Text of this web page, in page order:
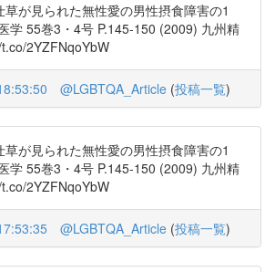
草が見られた無性愛の男性摂食障害の1
学 55巻3・4号 P.145-150 (2009) 九州精
2YZFNqoYbW
@LGBTQA_Article (投稿一覧)
草が見られた無性愛の男性摂食障害の1
学 55巻3・4号 P.145-150 (2009) 九州精
2YZFNqoYbW
@LGBTQA_Article (投稿一覧)